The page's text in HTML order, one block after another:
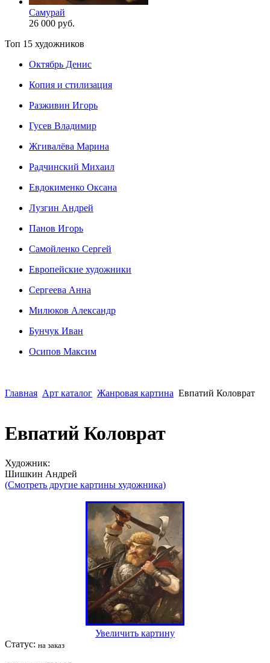
Самурай
26 000 руб.
Топ 15 художников
Октябрь Денис
Копия и стилизация
Разживин Игорь
Гусев Владимир
Жгивалёва Марина
Радчинский Михаил
Евдокименко Оксана
Лузгин Андрей
Панов Игорь
Сaмoйленко Сергей
Европейские художники
Сергеева Анна
Милюков Александр
Бунчук Иван
Осипoв Максим
Главная Арт каталог Жанровая картина Евпатий Коловрат
Евпатий Коловрат
Художник:
Шишкин Андрей
(Смотреть другие картины художника)
Увеличить картину
Статус: на заказ